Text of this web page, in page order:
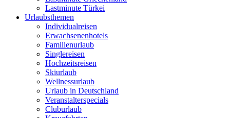
Lastminute Türkei
Urlaubsthemen
Individualreisen
Erwachsenenhotels
Familienurlaub
Singlereisen
Hochzeitsreisen
Skiurlaub
Wellnessurlaub
Urlaub in Deutschland
Veranstalterspecials
Cluburlaub